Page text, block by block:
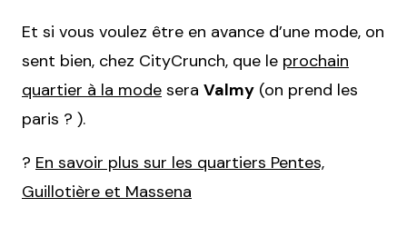
Et si vous voulez être en avance d’une mode, on
sent bien, chez CityCrunch, que le prochain
quartier à la mode sera Valmy (on prend les
paris ? ).
? En savoir plus sur les quartiers Pentes,
Guillotière et Massena